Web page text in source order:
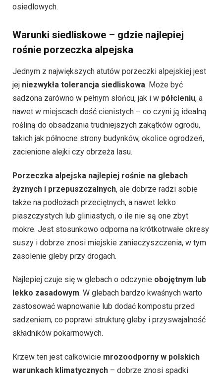
osiedlowych.
Warunki siedliskowe – gdzie najlepiej
rośnie porzeczka alpejska
Jednym z największych atutów porzeczki alpejskiej jest
jej niezwykła tolerancja siedliskowa. Może być
sadzona zarówno w pełnym słońcu, jak i w półcieniu, a
nawet w miejscach dość cienistych – co czyni ją idealną
rośliną do obsadzania trudniejszych zakątków ogrodu,
takich jak północne strony budynków, okolice ogrodzeń,
zacienione alejki czy obrzeża lasu.
Porzeczka alpejska najlepiej rośnie na glebach
żyznych i przepuszczalnych, ale dobrze radzi sobie
także na podłożach przeciętnych, a nawet lekko
piaszczystych lub gliniastych, o ile nie są one zbyt
mokre. Jest stosunkowo odporna na krótkotrwałe okresy
suszy i dobrze znosi miejskie zanieczyszczenia, w tym
zasolenie gleby przy drogach.
Najlepiej czuje się w glebach o odczynie obojętnym lub
lekko zasadowym. W glebach bardzo kwaśnych warto
zastosować wapnowanie lub dodać kompostu przed
sadzeniem, co poprawi strukturę gleby i przyswajalność
składników pokarmowych.
Krzew ten jest całkowicie mrozoodporny w polskich
warunkach klimatycznych – dobrze znosi spadki